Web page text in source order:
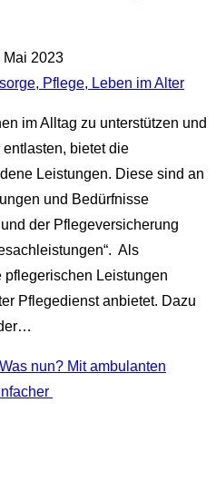
Mai 2023
Pflege, Leben im Alter
im Alltag zu unterstützen und
bietet die
Leistungen. Diese sind an
und Bedürfnisse
der Pflegeversicherung
Als
pflegerischen Leistungen
Pflegedienst anbietet. Dazu
nun? Mit ambulanten